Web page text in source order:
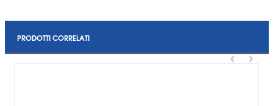
PRODOTTI CORRELATI
‹ ›